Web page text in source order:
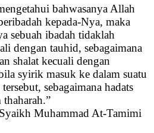
bahwasanya Allah
kepada-Nya, maka
sebuah ibadah tidaklah
dengan tauhid, sebagaimana
shalat kecuali dengan
syirik masuk ke dalam suatu
sebagaimana hadats
Muhammad At-Tamimi